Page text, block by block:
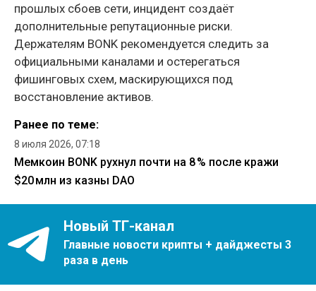
прошлых сбоев сети, инцидент создаёт
дополнительные репутационные риски.
Держателям BONK рекомендуется следить за
официальными каналами и остерегаться
фишинговых схем, маскирующихся под
восстановление активов.
Ранее по теме:
8 июля 2026, 07:18
Мемкоин BONK рухнул почти на 8 % после кражи
$20 млн из казны DAO
Новый ТГ-канал
Главные новости крипты + дайджесты 3
раза в день